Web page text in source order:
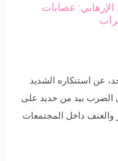
عصابات
عن استنكاره الشديد
الضرب بيد من حديد على
داخل المجتمعات